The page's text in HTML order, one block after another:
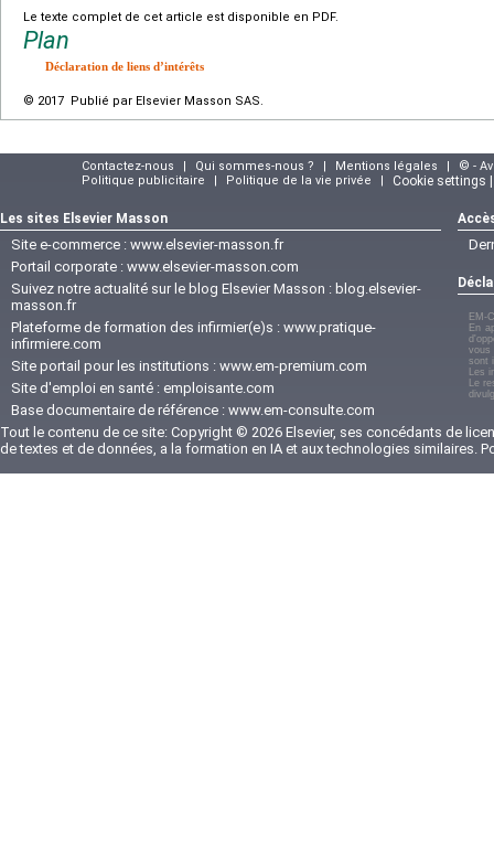
Le texte complet de cet article est disponible en PDF.
Plan
Déclaration de liens d’intérêts
© 2017 Publié par Elsevier Masson SAS.
Contactez-nous Qui sommes-nous ? Mentions légales
© -
Politique publicitaire
Politique de la vie privée Cookie settings
Les sites Elsevier Masson
Site e-commerce : www.elsevier-masson.fr
Portail corporate : www.elsevier-masson.com
Suivez notre actualité sur le blog Elsevier Masson : blog.elsevier-
masson.fr
Plateforme de formation des infirmier(e)s : www.pratique-
infirmiere.com
Site portail pour les institutions : www.em-premium.com
Site d'emploi en santé : emploisante.com
Base documentaire de référence : www.em-consulte.com
EM-
En
vous
sont
Les
Le
Tout le contenu de ce site: Copyright © 2026 Elsevier, ses concédants de
de textes et de données, a la formation en IA et aux technologies similaires.